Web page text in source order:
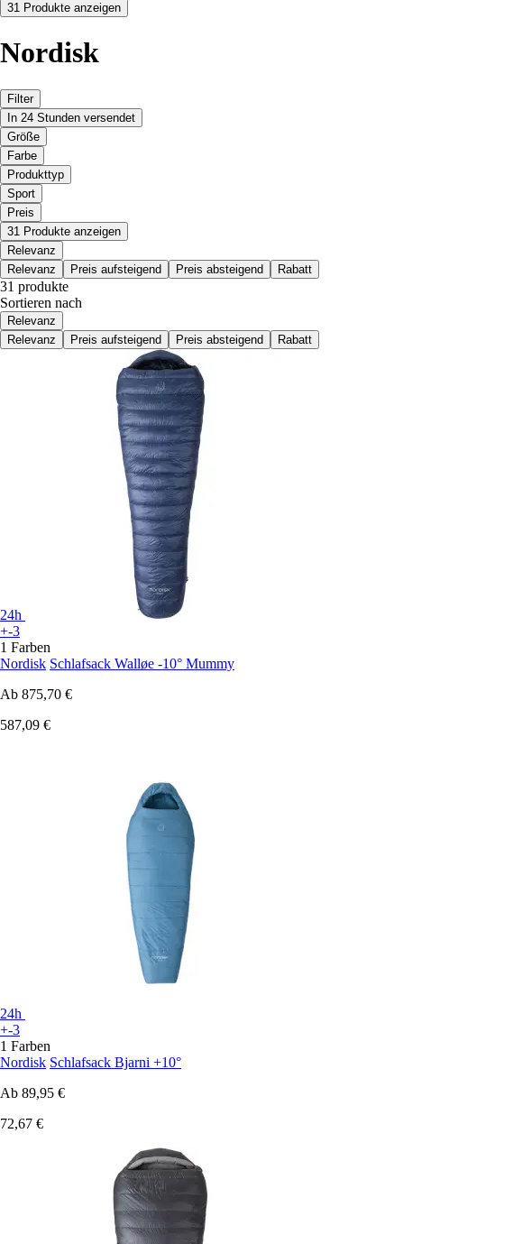
31 Produkte anzeigen
Nordisk
Filter
In 24 Stunden versendet
Größe
Farbe
Produkttyp
Sport
Preis
31 Produkte anzeigen
Relevanz
Relevanz
Preis aufsteigend Preis absteigend Rabatt
31 produkte
Sortieren nach
Relevanz
Relevanz
Preis aufsteigend Preis absteigend Rabatt
24h
+-3
1 Farben
Nordisk Schlafsack Walløe -10° Mummy
Ab 875,70 €
587,09 €
24h
+-3
1 Farben
Nordisk Schlafsack Bjarni +10°
Ab 89,95 €
72,67 €